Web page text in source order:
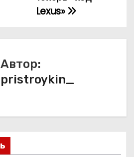
Lexus»
Автор:
pristroykin_